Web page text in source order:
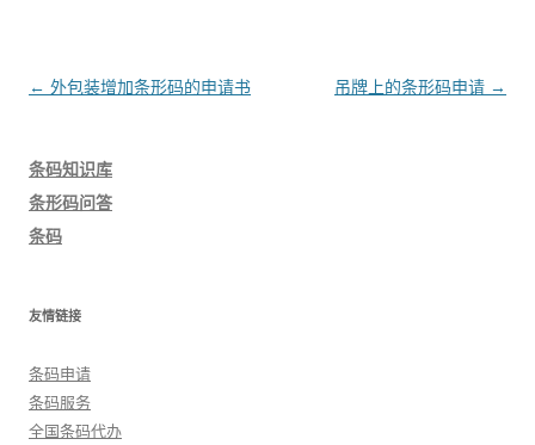
文
← 外包装增加条形码的申请书 吊牌上的条形码申请 →
条码知识库
条形码问答
条码
友情链接
条码申请
条码服务
全国条码代办